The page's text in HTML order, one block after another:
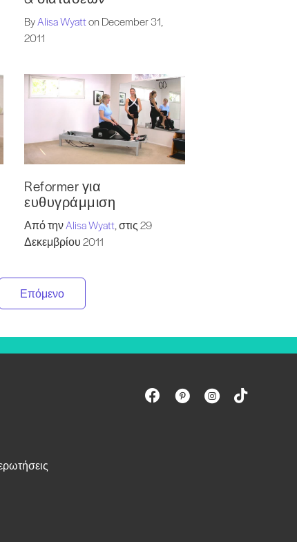
ByAlisa Wyatton December 31,
2011
Reformer για
ευθυγράμμιση
Από τηνAlisa Wyatt, στις 29
Δεκεμβρίου 2011
Επόμενο